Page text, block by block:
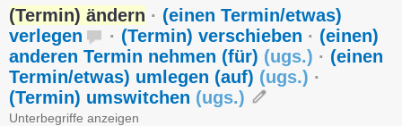
(Termin) ändern · (einen Termin/etwas)
verlegen
· (Termin) verschieben · (einen)
anderen Termin nehmen (für) (ugs.) · (einen
Termin/etwas) umlegen (auf) (ugs.) ·
(Termin) umswitchen (ugs.)
Unterbegriffe anzeigen